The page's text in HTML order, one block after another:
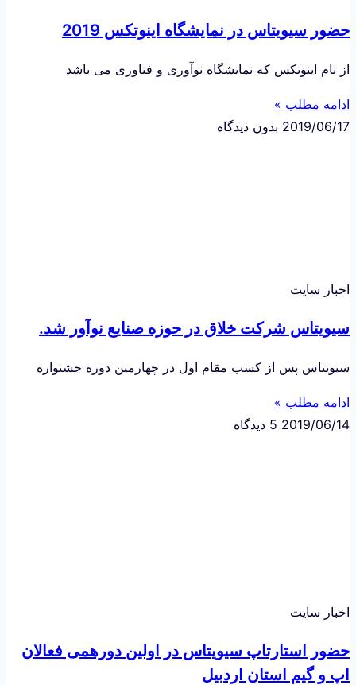
حضور سیویتاس در نمایشگاه اینوتکس 2019
از نام اینوتکس که نمایشگاه نوآوری و فناوری می باشد
ادامه مطلب »
2019/06/17 بدون دیدگاه
اخبار سایت
سیویتاس شرکت خلاق در حوزه صنایع نوآور شد.
سیویتاس پس از کسب مقام اول در چهارمین دوره جشنواره
ادامه مطلب »
2019/06/14 5 دیدگاه
اخبار سایت
حضور استارتاپ سیویتاس در اولین دورهمی فعالان
اپ و گیم استان اردبیل